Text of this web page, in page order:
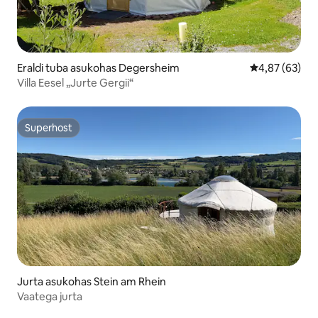
Eraldi tuba asukohas Degersheim Keskmine
4,87 (63)
Villa Eesel „Jurte Gergii“
Superhost
Superhost
Jurta asukohas Stein am Rhein
Vaatega jurta